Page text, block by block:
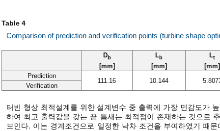
Table 4
Comparison of prediction and verification points (turbine shape
Db
[mm]
Lb
[mm]
Lt
[mm]
Prediction
111.16 10.144
Verification
터빈 형상 최적설계를 위한 설계변수 중 출력에 가장 민감도가
하여 최고 출력값을 갖는 끝 틈새는 최적점이 존재하는 것으로
보인다. 이는 경계조건으로 일정한 낙차 조건을 부여하였기 때